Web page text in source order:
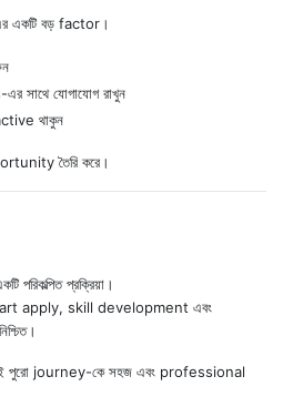
বড় factor।
যোগাযোগ রাখুন
থাকুন
তৈরি করে।
পরিকল্পিত প্রক্রিয়া।
apply, skill development এবং
পুরো journey-কে সহজ এবং professional